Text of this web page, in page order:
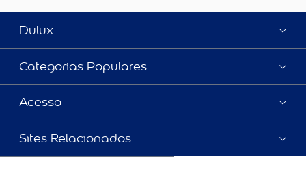
Dulux
Categorias Populares
Acesso
Sites Relacionados